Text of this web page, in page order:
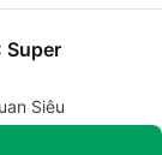
Super
Siêu